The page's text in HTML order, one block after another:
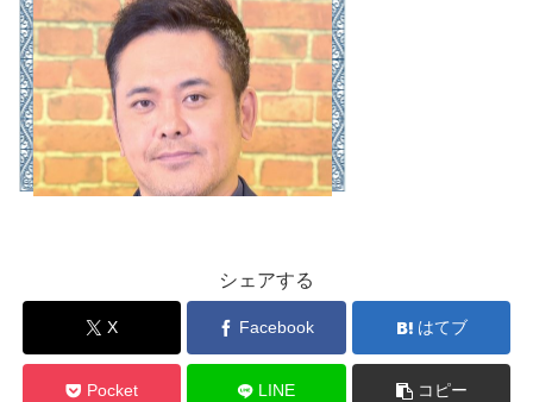
シェアする
X Facebook はてブ
Pocket LINE コピー